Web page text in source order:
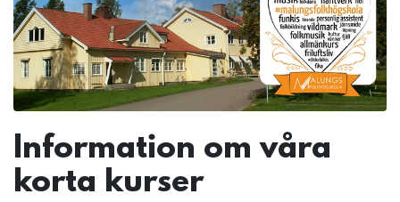
Information om våra
korta kurser